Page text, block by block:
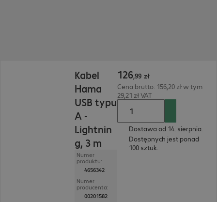
Kabel
Hama
USB typu
A -
Lightnin
g, 3 m
Numer
produktu:
4656342
Numer
producenta:
00201582
126,99 zł
Cena brutto: 156,20 zł w tym
29,21 zł VAT
Dostawa od 14. sierpnia.
Dostępnych jest ponad
100 sztuk.